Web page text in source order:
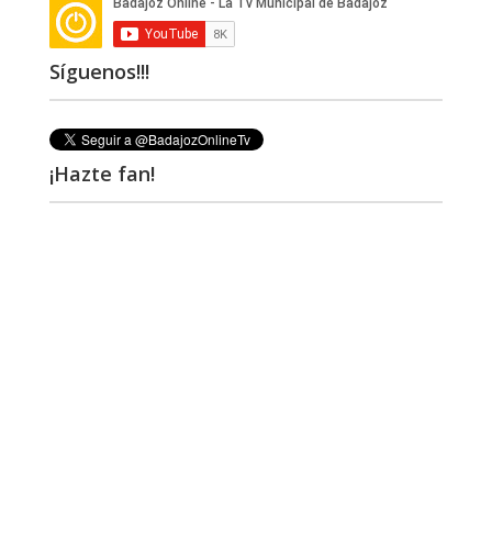
Síguenos!!!
¡Hazte fan!